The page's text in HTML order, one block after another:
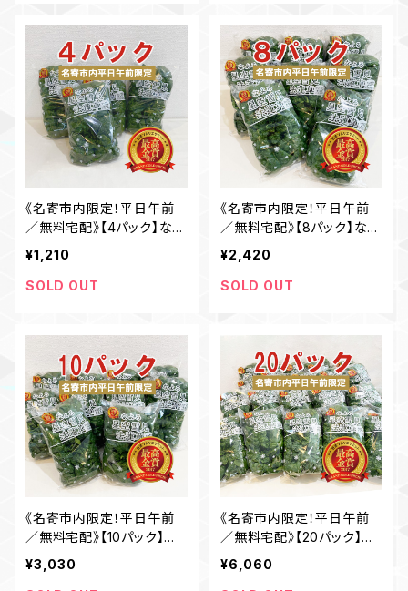
《名寄市内限定！平日午前
／無料宅配》【4パック】なよ
ろ星空雪見法蓮草
¥1,210
SOLD OUT
《名寄市内限定！平日午前
／無料宅配》【8パック】なよ
ろ星空雪見法蓮草
¥2,420
SOLD OUT
《名寄市内限定！平日午前
／無料宅配》【10パック】な
よろ星空雪見法蓮草
¥3,030
《名寄市内限定！平日午前
／無料宅配》【20パック】な
よろ星空雪見法蓮草
¥6,060